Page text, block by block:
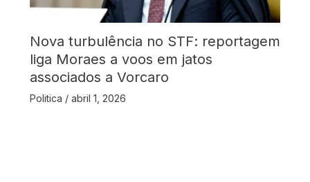
Nova turbulência no STF: reportagem
liga Moraes a voos em jatos
associados a Vorcaro
Politica / abril 1, 2026